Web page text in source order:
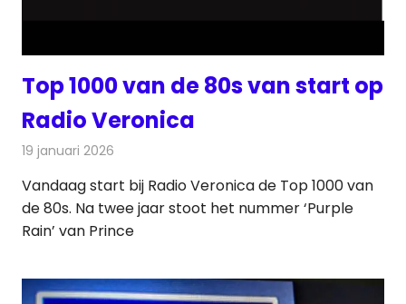
Top 1000 van de 80s van start op
Radio Veronica
19 januari 2026
Vandaag start bij Radio Veronica de Top 1000 van
de 80s. Na twee jaar stoot het nummer ‘Purple
Rain’ van Prince